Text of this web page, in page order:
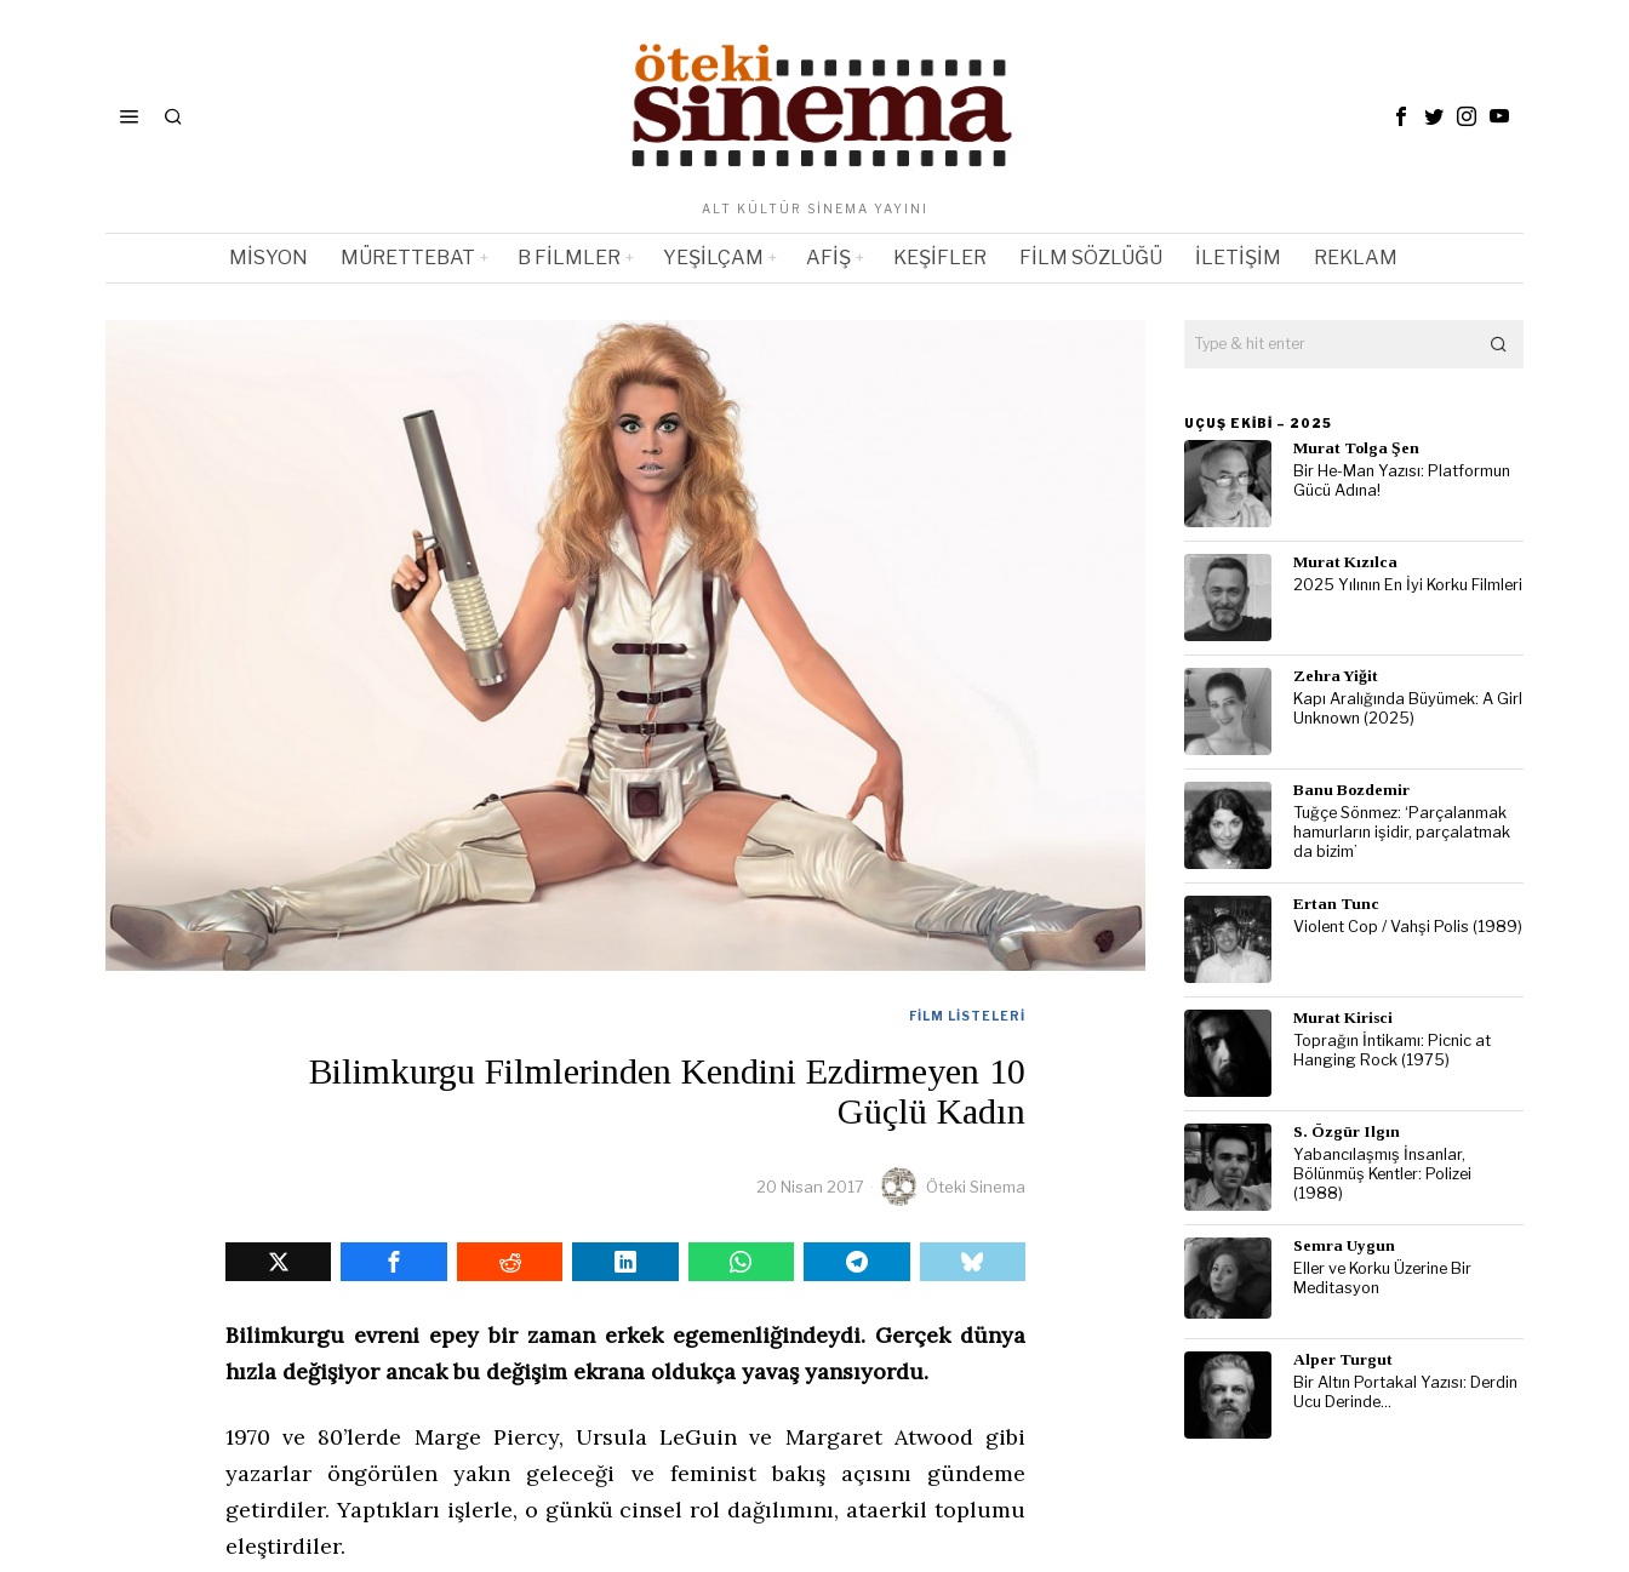
ALT KÜLTÜR SINEMA YAYINI
MISYON MÜRETTEBAT B FILMLER YEŞILÇAM AFIŞ KEŞIFLER FILM SÖZLÜĞÜ İLETIŞIM REKLAM
FILM LISTELERI
Bilimkurgu Filmlerinden Kendini Ezdirmeyen 10
Güçlü Kadın
20 Nisan 2017 Öteki Sinema
Bilimkurgu evreni epey bir zaman erkek egemenliğindeydi. Gerçek dünya
hızla değişiyor ancak bu değişim ekrana oldukça yavaş yansıyordu.
1970 ve 80’lerde Marge Piercy, Ursula LeGuin ve Margaret Atwood gibi
yazarlar öngörülen yakın geleceği ve feminist bakış açısını gündeme
getirdiler. Yaptıkları işlerle, o günkü cinsel rol dağılımını, ataerkil toplumu
eleştirdiler.
UÇUŞ EKIBI – 2025
Murat Tolga Şen
Bir He-Man Yazısı: Platformun
Gücü Adına!
Murat Kızılca
2025 Yılının En İyi Korku Filmleri
Zehra Yiğit
Kapı Aralığında Büyümek: A Girl
Unknown (2025)
Banu Bozdemir
Tuğçe Sönmez: ‘Parçalanmak
hamurların işidir, parçalatmak
da bizim’
Ertan Tunc
Violent Cop / Vahşi Polis (1989)
Murat Kirisci
Toprağın İntikamı: Picnic at
Hanging Rock (1975)
S. Özgür Ilgın
Yabancılaşmış İnsanlar,
Bölünmüş Kentler: Polizei
(1988)
Semra Uygun
Eller ve Korku Üzerine Bir
Meditasyon
Alper Turgut
Bir Altın Portakal Yazısı: Derdin
Ucu Derinde…